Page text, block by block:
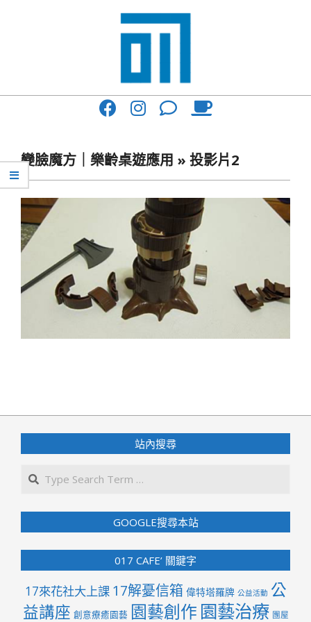
017
與
你
一
起
咖
館
變臉魔方｜樂齡桌遊應用 » 投影片2
10-
08
站內搜尋
GOOGLE搜尋本站
017 CAFE’ 關鍵字
17來花社大上課 17解憂信箱 偉特塔羅牌 公益活動 公
益講座 創意療癒園藝 園藝創作 園藝治療 團屋